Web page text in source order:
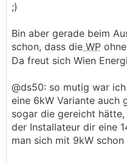
;)
Bin aber gerade beim
schon, dass die WP
Da freut sich Wien
@ds50: so mutig war
eine 6kW Variante auch
sogar die gereicht
der Installateur dir eine
man sich mit 9kW schon